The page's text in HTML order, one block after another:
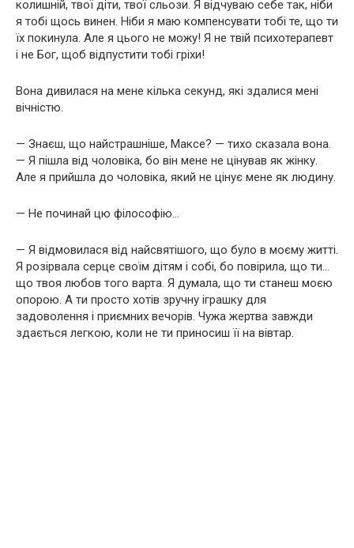
колишній, твої діти, твої сльози. Я відчуваю себе так, ніби
я тобі щось винен. Ніби я маю компенсувати тобі те, що ти
їх покинула. Але я цього не можу! Я не твій психотерапевт
і не Бог, щоб відпустити тобі гріхи!
Вона дивилася на мене кілька секунд, які здалися мені
вічністю.
— Знаєш, що найстрашніше, Максе? — тихо сказала вона.
— Я пішла від чоловіка, бо він мене не цінував як жінку.
Але я прийшла до чоловіка, який не цінує мене як людину.
— Не починай цю філософію…
— Я відмовилася від найсвятішого, що було в моєму житті.
Я розірвала серце своїм дітям і собі, бо повірила, що ти…
що твоя любов того варта. Я думала, що ти станеш моєю
опорою. А ти просто хотів зручну іграшку для
задоволення і приємних вечорів. Чужа жертва завжди
здається легкою, коли не ти приносиш її на вівтар.